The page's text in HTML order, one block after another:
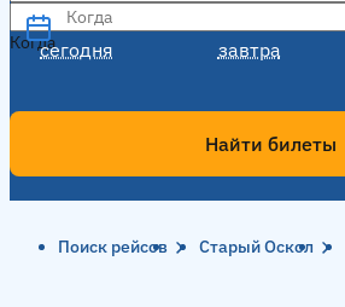
Когда
сегодня завтра
Когда
Найти билеты
Поиск рейсов Старый Оскол